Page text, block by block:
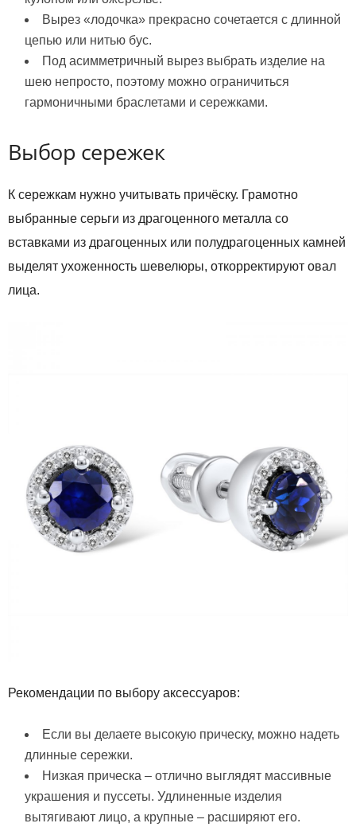
Вырез «лодочка» прекрасно сочетается с длинной
цепью или нитью бус.
Под асимметричный вырез выбрать изделие на
шею непросто, поэтому можно ограничиться
гармоничными браслетами и сережками.
Выбор сережек
К сережкам нужно учитывать причёску. Грамотно
выбранные серьги из драгоценного металла со
вставками из драгоценных или полудрагоценных камней
выделят ухоженность шевелюры, откорректируют овал
лица.
Рекомендации по выбору аксессуаров:
Если вы делаете высокую прическу, можно надеть
длинные сережки.
Низкая прическа – отлично выглядят массивные
украшения и пуссеты. Удлиненные изделия
вытягивают лицо, а крупные – расширяют его.